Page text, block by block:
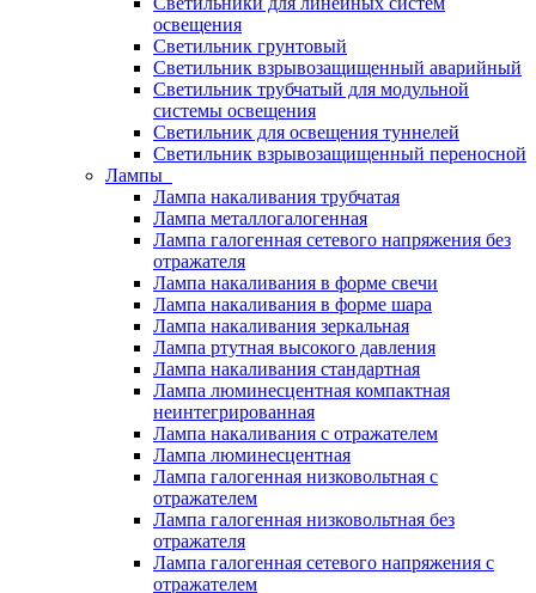
освещения
Светильник грунтовый
Светильник взрывозащищенный аварийный
Светильник трубчатый для модульной
системы освещения
Светильник для освещения туннелей
Светильник взрывозащищенный переносной
Лампы
Лампа накаливания трубчатая
Лампа металлогалогенная
Лампа галогенная сетевого напряжения без
отражателя
Лампа накаливания в форме свечи
Лампа накаливания в форме шара
Лампа накаливания зеркальная
Лампа ртутная высокого давления
Лампа накаливания стандартная
Лампа люминесцентная компактная
неинтегрированная
Лампа накаливания с отражателем
Лампа люминесцентная
Лампа галогенная низковольтная с
отражателем
Лампа галогенная низковольтная без
отражателя
Лампа галогенная сетевого напряжения с
отражателем